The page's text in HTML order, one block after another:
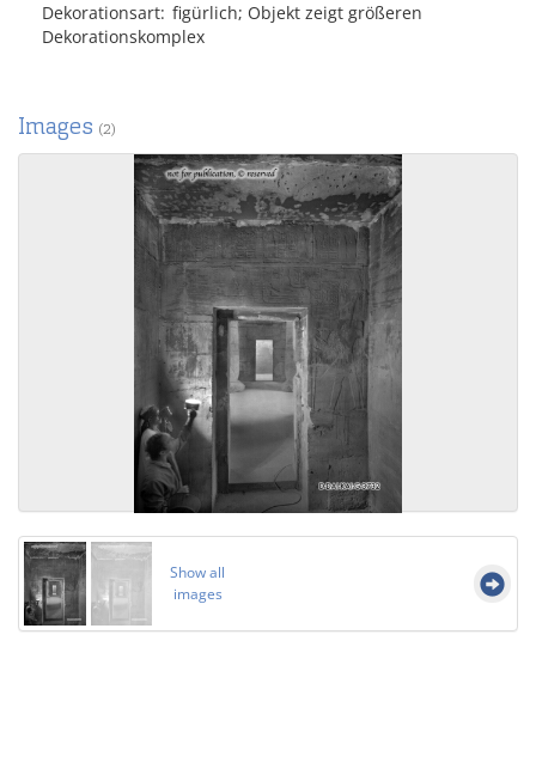
Dekorationsart figürlich; Objekt zeigt größeren
Dekorationskomplex
Images (2)
Show all
images